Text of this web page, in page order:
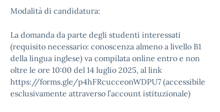
Modalità di candidatura:
La domanda da parte degli studenti interessati
(requisito necessario: conoscenza almeno a livello B1
della lingua inglese) va compilata online entro e non
oltre le ore 10:00 del 14 luglio 2025, al link
https://forms.gle/p4hFRcucceonWDPU7 (accessibile
esclusivamente attraverso l’account istituzionale)